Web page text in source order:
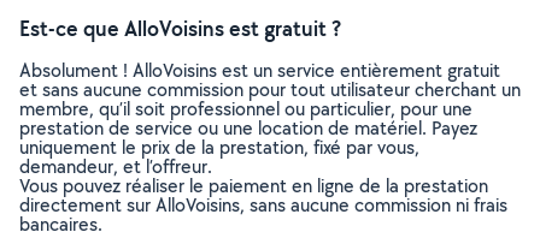
Est-ce que AlloVoisins est gratuit ?
Absolument ! AlloVoisins est un service entièrement gratuit
et sans aucune commission pour tout utilisateur cherchant un
membre, qu’il soit professionnel ou particulier, pour une
prestation de service ou une location de matériel. Payez
uniquement le prix de la prestation, fixé par vous,
demandeur, et l’offreur.
Vous pouvez réaliser le paiement en ligne de la prestation
directement sur AlloVoisins, sans aucune commission ni frais
bancaires.